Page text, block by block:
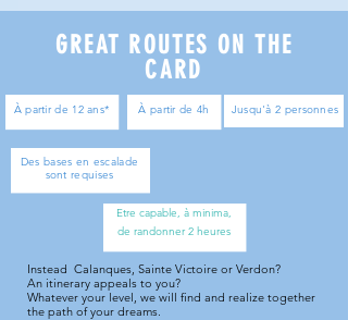
GREAT ROUTES ON THE
CARD
À partir de 12 ans* À partir de 4h Jusqu'à 2 personnes
Des bases en escalade
sont requises
Etre capable, à minima,
de randonner 2 heures
Instead Calanques, Sainte Victoire or Verdon?
An itinerary appeals to you?
Whatever your level, we will find and realize together
the path of your dreams.